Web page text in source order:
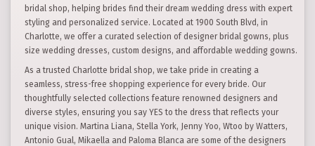
bridal shop, helping brides find their dream wedding dress with expert
styling and personalized service. Located at 1900 South Blvd, in
Charlotte, we offer a curated selection of designer bridal gowns, plus
size wedding dresses, custom designs, and affordable wedding gowns.
As a trusted Charlotte bridal shop, we take pride in creating a
seamless, stress-free shopping experience for every bride. Our
thoughtfully selected collections feature renowned designers and
diverse styles, ensuring you say YES to the dress that reflects your
unique vision. Martina Liana, Stella York, Jenny Yoo, Wtoo by Watters,
Antonio Gual, Mikaella and Paloma Blanca are some of the designers